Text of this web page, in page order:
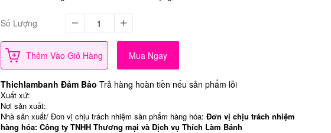
Số Lượng
Thêm Vào Giỏ Hàng Mua Ngay
Thichlambanh Đảm Bảo Trả hàng hoàn tiền nếu sản phẩm lỗi
Xuất xứ:
Nơi sản xuất:
Nhà sản xuất/ Đơn vị chịu trách nhiệm sản phẩm hàng hóa: Đơn vị chịu trách nhiệm
hàng hóa: Công ty TNHH Thương mại và Dịch vụ Thích Làm Bánh